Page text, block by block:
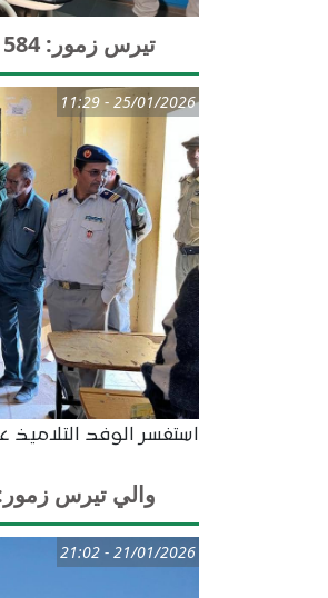
تيرس زمور: 584 تلميذا يتنافسون على جائزة رئيس الجمهورية للعلوم
25/01/2026 - 11:29
استفسر الوفد
والي تيرس زمور: "يجب
21/01/2026 - 21:02